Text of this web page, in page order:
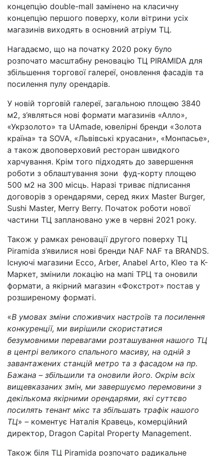
концепцію double-mall замінено на класичну
концепцію першого поверху, коли вітрини усіх
магазинів виходять в основний атріум ТЦ.
Нагадаємо, що на початку 2020 року було
розпочато масштабну реновацію ТЦ PIRAMIDA для
збільшення торгової галереї, оновлення фасадів та
посилення пулу орендарів.
У новій торговій галереї, загальною площею 3840
м2, з’являться нові формати магазинів «Алло»,
«Укрзолото» та UAmade, ювелірні бренди «Золота
країна» та SOVA, «Львівські круасани», «Монпасье»,
а також двоповерховий ресторан швидкого
харчування. Крім того підходять до завершення
роботи з облаштування зони фуд-корту площею
500 м2 на 300 місць. Наразі триває підписання
договорів з орендарями, серед яких Master Burger,
Sushi Master, Merry Berry. Початок роботи нової
частини ТЦ заплановано уже в червні 2021 року.
Також у рамках реновації другого поверху ТЦ
Piramida з’явилися нові бренди NAF NAF та BRANDS.
Існуючі магазини Ecco, Arber, Anabel Arto, Kleo та К-
Маркет, змінили локацію на мапі ТРЦ та оновили
формати, а якірний магазин «Фокстрот» постав у
розширеному форматі.
«В умовах зміни споживчих настроїв та посилення
конкуренції, ми вирішили скористатися
безумовними перевагами розташування нашого ТЦ
в центрі великого спального масиву, на одній з
завантажених станцій метро та з фасадом на пр.
Бажана – збільшили та оновили його. Окрім всіх
вищевказаних змін, ми завершуємо перемовини з
декількома якірними орендарями, які суттєво
посилять тенант мікс та збільшать трафік нашого
ТЦ» – коментує Наталія Кравець, комерційний
директор, Dragon Capital Property Management.
Також біля ТЦ Piramida розпочато радикальне